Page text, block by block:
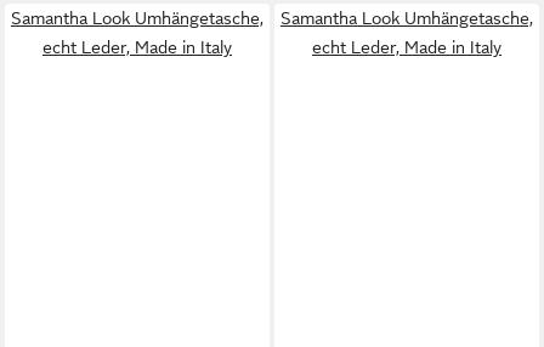
Samantha Look Umhängetasche,
echt Leder, Made in Italy
Samantha Look Umhängetasche,
echt Leder, Made in Italy